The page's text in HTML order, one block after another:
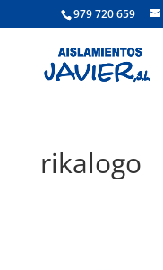
979 720 659
rikalogo